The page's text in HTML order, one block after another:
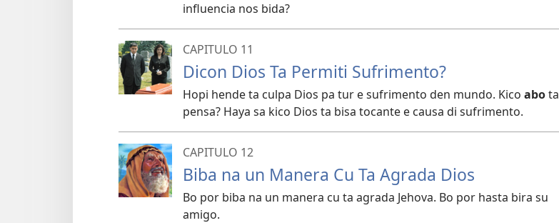
influencia nos bida?
CAPITULO 11
Dicon Dios Ta Permiti Sufrimento?
Hopi hende ta culpa Dios pa tur e sufrimento den mundo. Kico abota
pensa? Haya sa kico Dios ta bisa tocante e causa di sufrimento.
CAPITULO 12
Biba na un Manera Cu Ta Agrada Dios
Bo por biba na un manera cu ta agrada Jehova. Bo por hasta bira su
amigo.